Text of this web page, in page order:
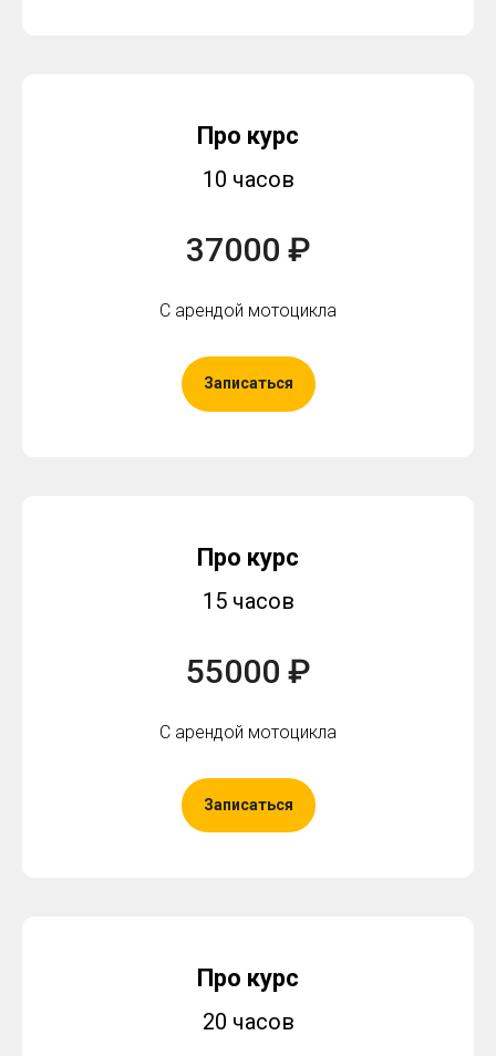
Про курс
10 часов
37000 ₽
С арендой мотоцикла
Записаться
Про курс
15 часов
55000 ₽
С арендой мотоцикла
Записаться
Про курс
20 часов